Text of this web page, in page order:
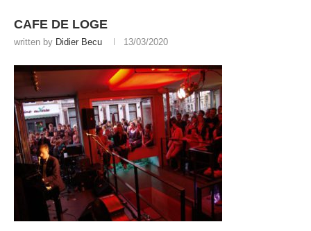
CAFE DE LOGE
written by Didier Becu 13/03/2020